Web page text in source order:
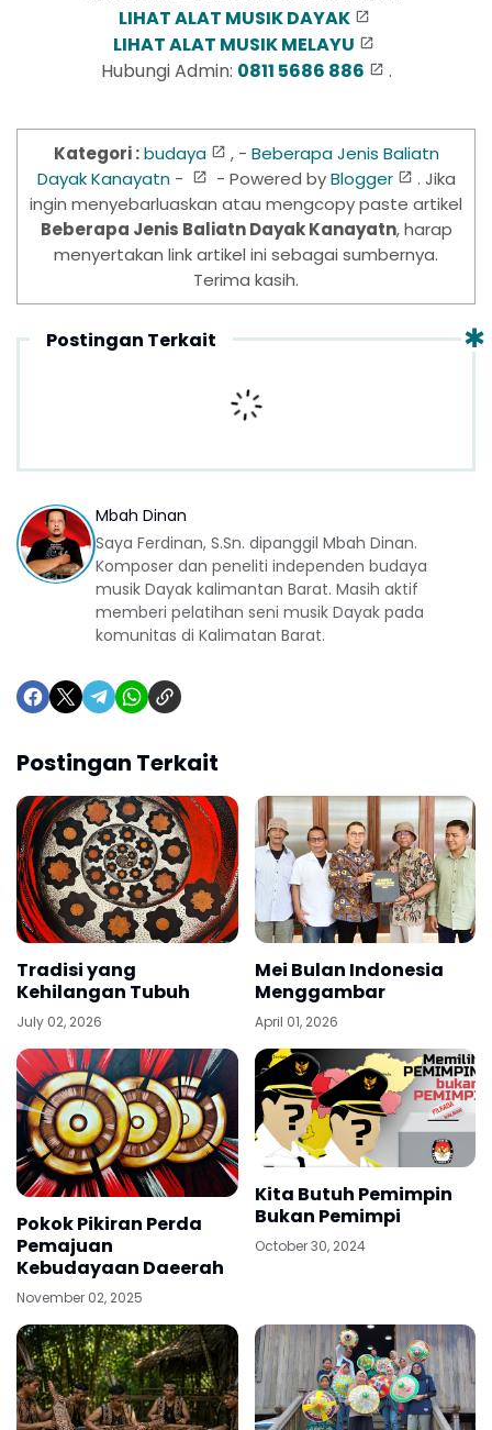
LIHAT ALAT MUSIK DAYAK
LIHAT ALAT MUSIK MELAYU
Hubungi Admin: 0811 5686 886 .
Kategori : budaya , - Beberapa Jenis Baliatn
Dayak Kanayatn- - Powered byBlogger
. Jika
ingin menyebarluaskan atau mengcopy paste artikel
Beberapa Jenis Baliatn Dayak Kanayatn, harap
menyertakan link artikel ini sebagai sumbernya.
Terima kasih.
Postingan Terkait
Mbah Dinan
Saya Ferdinan, S.Sn. dipanggil Mbah Dinan.
Komposer dan peneliti independen budaya
musik Dayak kalimantan Barat. Masih aktif
memberi pelatihan seni musik Dayak pada
komunitas di Kalimatan Barat.
Postingan Terkait
Tradisi yang
Kehilangan Tubuh
July 02, 2026
Mei Bulan Indonesia
Menggambar
April 01, 2026
Pokok Pikiran Perda
Pemajuan
Kebudayaan Daeerah
November 02, 2025
Kita Butuh Pemimpin
Bukan Pemimpi
October 30, 2024